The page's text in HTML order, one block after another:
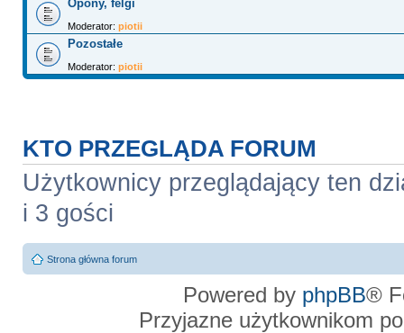
Opony, felgi
Moderator: piotii
Pozostałe
Moderator: piotii
KTO PRZEGLĄDA FORUM
Użytkownicy przeglądający ten
i 3 gości
Strona główna forum
Powered by phpBB®
Przyjazne użytkownikom